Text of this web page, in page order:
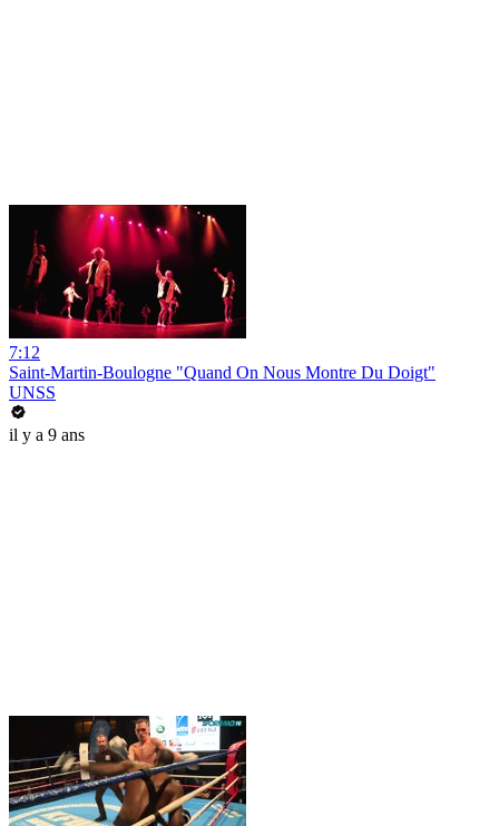
7:12
Saint-Martin-Boulogne "Quand On Nous Montre Du Doigt"
UNSS
il y a 9 ans